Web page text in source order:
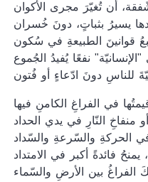
أن تُغيّرَ مجرى الأكوان
يسيرُ بثباتٍ، دونَ خُسران
قوانينَ الطبيعةِ في سُكون
نفعًا يُفيدُ الجُموع
للناسِ دونَ ادّعاءٍ أو فُتون
في الفراغِ الكامنِ فيها
منفاخِ النّارِ في يدي الحداد
في الحركةِ والسّرعةِ والسّداد
فائدةً أكبر في الامتداد
الفراغُ بين الأرضِ والسّماء